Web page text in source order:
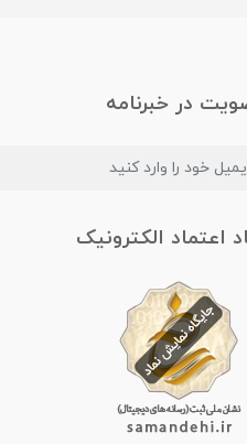
در خبرنامه
اعتماد الکترونیک